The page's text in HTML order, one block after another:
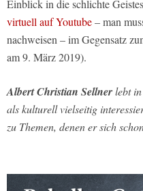
Einblick in die schlichte
virtuell auf Youtube– man
nachweisen – im Gegensatz
am 9. März 2019).
Albert Christian Sellnerlebt
als kulturell vielseitig
zu Themen, denen er sich